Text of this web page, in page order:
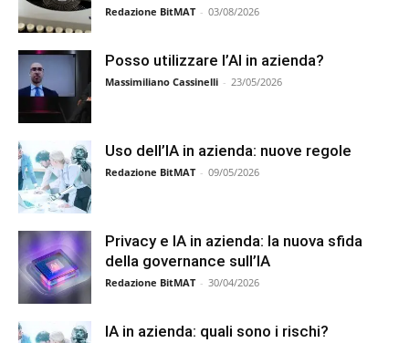
Redazione BitMAT - 03/08/2026
Posso utilizzare l’AI in azienda?
Massimiliano Cassinelli - 23/05/2026
Uso dell’IA in azienda: nuove regole
Redazione BitMAT - 09/05/2026
Privacy e IA in azienda: la nuova sfida
della governance sull’IA
Redazione BitMAT - 30/04/2026
IA in azienda: quali sono i rischi?